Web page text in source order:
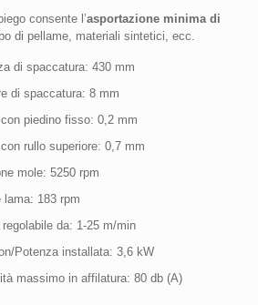
consente l’asportazione minima di
di pellame, materiali sintetici, ecc.
di spaccatura: 430 mm
di spaccatura: 8 mm
piedino fisso: 0,2 mm
rullo superiore: 0,7 mm
mole: 5250 rpm
lama: 183 rpm
da: 1-25 m/min
Potenza installata: 3,6 kW
massimo in affilatura: 80 db (A)